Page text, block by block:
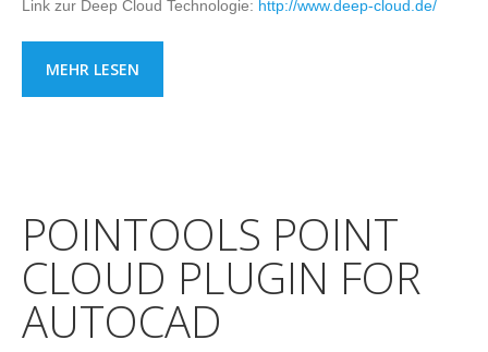
Link zur Deep Cloud Technologie: http://www.deep-cloud.de/
MEHR LESEN
POINTOOLS POINT
CLOUD PLUGIN FOR
AUTOCAD